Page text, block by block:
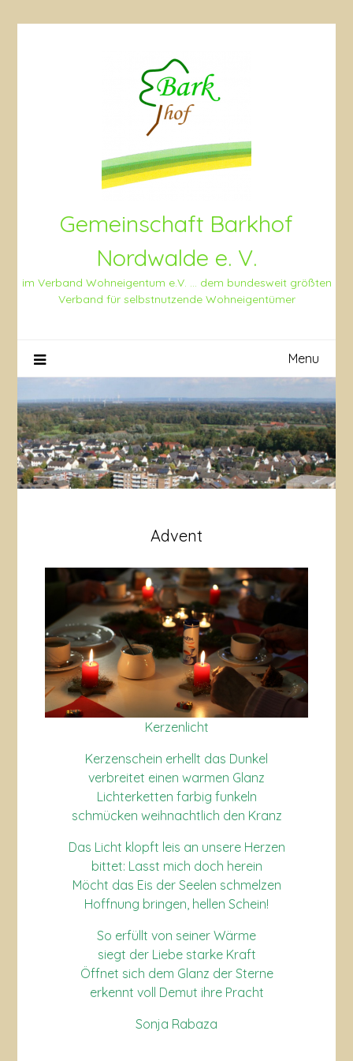
Gemeinschaft Barkhof
Nordwalde e. V.
im Verband Wohneigentum e.V. … dem bundesweit größten
Verband für selbstnutzende Wohneigentümer
Menu
Advent
Kerzenlicht
Kerzenschein erhellt das Dunkel
verbreitet einen warmen Glanz
Lichterketten farbig funkeln
schmücken weihnachtlich den Kranz
Das Licht klopft leis an unsere Herzen
bittet: Lasst mich doch herein
Möcht das Eis der Seelen schmelzen
Hoffnung bringen, hellen Schein!
So erfüllt von seiner Wärme
siegt der Liebe starke Kraft
Öffnet sich dem Glanz der Sterne
erkennt voll Demut ihre Pracht
Sonja Rabaza